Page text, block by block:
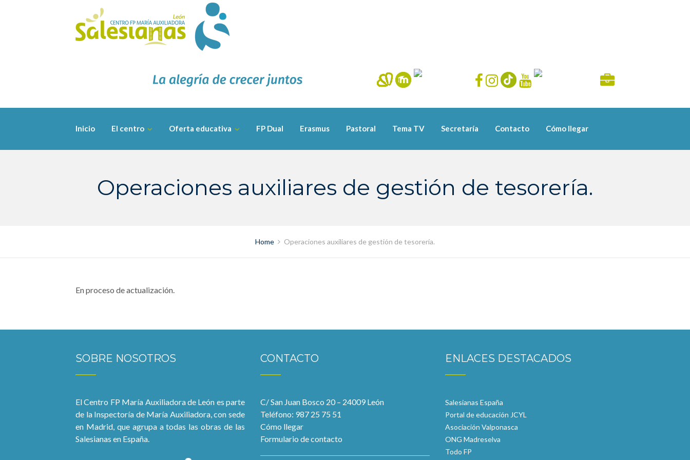
Inicio El centro Oferta educativa FP Dual Erasmus Pastoral Tema TV Secretaría Contacto Cómo llegar
Operaciones auxiliares de gestión de tesorería.
Home Operaciones auxiliares de gestión de tesorería.
En proceso de actualización.
SOBRE NOSOTROS
El Centro FP María Auxiliadora de León es parte
de la Inspectoría de María Auxiliadora, con sede
en Madrid, que agrupa a todas las obras de las
Salesianas en España.
CONTACTO
C/ San Juan Bosco 20 – 24009 León
Teléfono: 987 25 75 51
Cómo llegar
Formulario de contacto
ENLACES DESTACADOS
Salesianas España
Portal de educación JCYL
Asociación Valponasca
ONG Madreselva
Todo FP